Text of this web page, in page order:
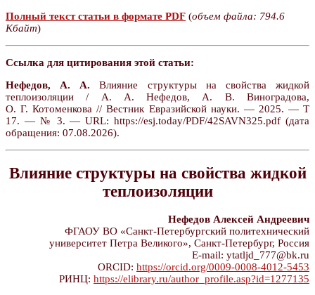
Полный текст статьи в формате PDF (объем файла: 794.6
Кбайт)
Ссылка для цитирования этой статьи:
Нефедов, А. А. Влияние структуры на свойства жидкой
теплоизоляции / А. А. Нефедов, А. В. Виноградова,
О. Г. Котоменкова // Вестник Евразийской науки. — 2025. — Т
17. — № 3. — URL: https://esj.today/PDF/42SAVN325.pdf (дата
обращения: 07.08.2026).
Влияние структуры на свойства жидкой
теплоизоляции
Нефедов Алексей Андреевич
ФГАОУ ВО «Санкт-Петербургский политехнический
университет Петра Великого», Санкт-Петербург, Россия
E-mail: ytatljd_777@bk.ru
ORCID: https://orcid.org/0009-0008-4012-5453
РИНЦ: https://elibrary.ru/author_profile.asp?id=1277135